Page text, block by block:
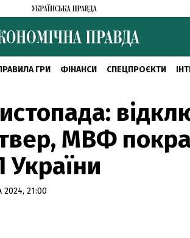
ГРИ ФІНАНСИ СПЕЦПРОЄКТИ
МВФ
України
21:00